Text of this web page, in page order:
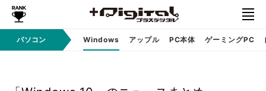
パソコン Windows アップル PC本体 ゲーミングPC